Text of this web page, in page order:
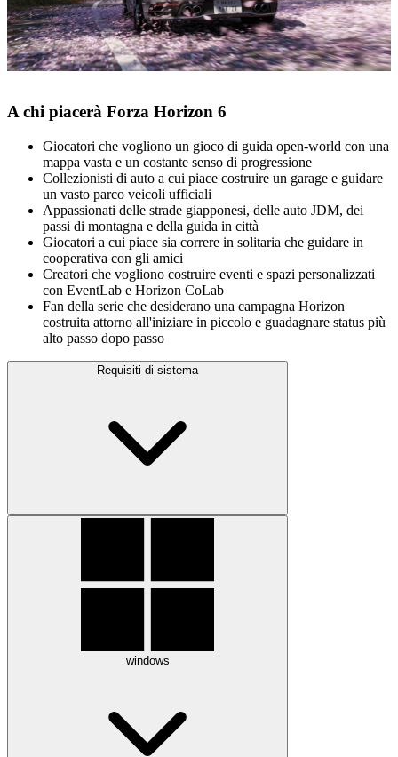
A chi piacerà Forza Horizon 6
Giocatori che vogliono un gioco di guida open‑world con una
mappa vasta e un costante senso di progressione
Collezionisti di auto a cui piace costruire un garage e guidare
un vasto parco veicoli ufficiali
Appassionati delle strade giapponesi, delle auto JDM, dei
passi di montagna e della guida in città
Giocatori a cui piace sia correre in solitaria che guidare in
cooperativa con gli amici
Creatori che vogliono costruire eventi e spazi personalizzati
con EventLab e Horizon CoLab
Fan della serie che desiderano una campagna Horizon
costruita attorno all'iniziare in piccolo e guadagnare status più
alto passo dopo passo
Requisiti di sistema
windows